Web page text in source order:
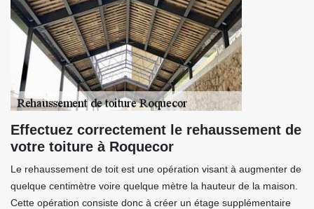
Effectuez correctement le rehaussement de
votre toiture à Roquecor
Le rehaussement de toit est une opération visant à augmenter de
quelque centimètre voire quelque mètre la hauteur de la maison.
Cette opération consiste donc à créer un étage supplémentaire